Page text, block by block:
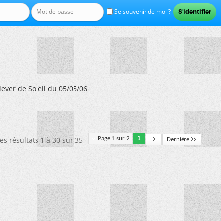
Se souvenir de moi ?
de Soleil du 05/05/06
Page 1 sur 2 1 Dernière
résultats 1 à 30 sur 35